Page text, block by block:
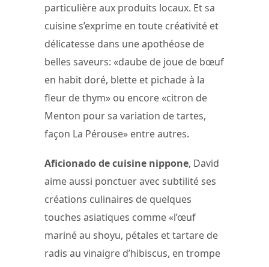
particulière aux produits locaux. Et sa
cuisine s’exprime en toute créativité et
délicatesse dans une apothéose de
belles saveurs: «daube de joue de bœuf
en habit doré, blette et pichade à la
fleur de thym» ou encore «citron de
Menton pour sa variation de tartes,
façon La Pérouse» entre autres.
Aficionado de cuisine nippone, David
aime aussi ponctuer avec subtilité ses
créations culinaires de quelques
touches asiatiques comme «l’œuf
mariné au shoyu, pétales et tartare de
radis au vinaigre d’hibiscus, en trompe